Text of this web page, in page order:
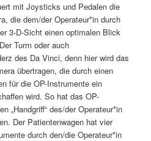
mit Joysticks und Pedalen die
die dem/der Operateur*in durch
3-D-Sicht einen optimalen Blick
Turm oder auch
des Da Vinci, denn hier wird das
übertragen, die durch einen
für die OP-Instrumente ein
wird. So hat das OP-
„Handgriff“ des/der Operateur*in
Der Patientenwagen hat vier
durch den/die Operateur*in